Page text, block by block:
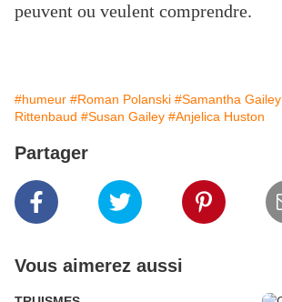
peuvent ou veulent comprendre.
#humeur #Roman Polanski #Samantha Gailey
Rittenbaud #Susan Gailey #Anjelica Huston
Partager
Vous aimerez aussi